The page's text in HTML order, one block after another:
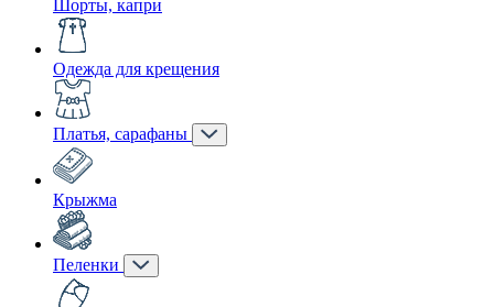
Шорты, капри
Одежда для крещения
Платья, сарафаны
Крыжма
Пеленки